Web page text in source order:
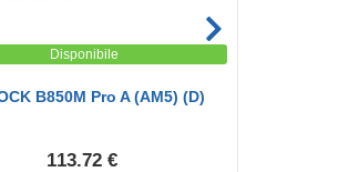
Disponibile
B850M Pro A (AM5) (D)
113.72 €